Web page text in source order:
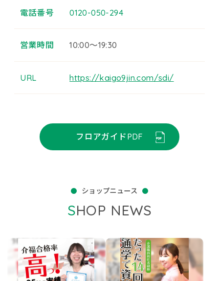
電話番号 0120-050-294
営業時間 10:00～19:30
URL https://kaigo9jin.com/sdi/
フロアガイドPDF
ショップニュース
SHOP NEWS